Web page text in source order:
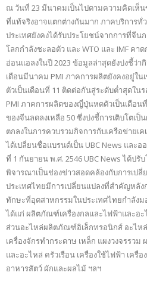
ณ วันที่ 23 มีนาคมเป็นไปตามความคิดเห็
ที่แท้จริงอาจแตกต่างกันมาก ภาคบริการ
ประเทศยังคงได้รับประโยชน์จากการที่จีน
โลกกำลังชะลอตัว และ WTO และ IMF คา
อ่อนแอลงในปี 2023 ข้อมูลล่าสุดยังบ่งชี้ว่า
เดือนมีนาคม PMI ภาคการผลิตยังคงอยู่ใ
ตัวเป็นเดือนที่ 11 ติดต่อกันสู่ระดับต่ำสุดใน
PMI ภาคการผลิตของญี่ปุ่นหดตัวเป็นเดือน
ของจีนลดลงเหลือ 50 ซึ่งบ่งชี้การเติบโตเป็
ตกลงในการควบรวมกิจการกับเครือข่ายเค
ได้เปลี่ยนชื่อแบรนด์เป็น UBC News และอ
ที่ 1 กันยายน พ.ศ. 2546 UBC News ได้ป
พิจารณาเป็นช่องข่าวสอดคล้องกับการเปลี่
ประเทศไทยมีการเปลี่ยนแปลงที่สำคัญหลัง
ทักษะที่อุตสาหกรรมในประเทศไทยกำลังม
ได้แก่ ผลิตภัณฑ์เครื่องกลและไฟฟ้าและอะ
ส่วนอะไหล่ผลิตภัณฑ์อิเล็กทรอนิกส์ อะไห
เครื่องจักรทำกระดาษ เหล็ก แผงวงจรร
และอะไหล่ ครัวเรือน เครื่องใช้ไฟฟ้า เ
อาหารสัตว์ ผักและผลไม้ ฯลฯ